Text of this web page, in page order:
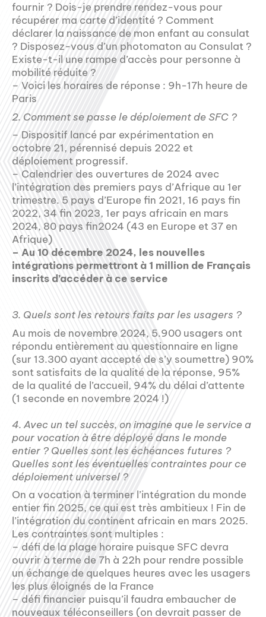
fournir ? Dois-je prendre rendez-vous pour
récupérer ma carte d’identité ? Comment
déclarer la naissance de mon enfant au consulat
? Disposez-vous d’un photomaton au Consulat ?
Existe-t-il une rampe d’accès pour personne à
mobilité réduite ?
– Voici les horaires de réponse : 9h-17h heure de
Paris
2. Comment se passe le déploiement de SFC ?
– Dispositif lancé par expérimentation en
octobre 21, pérennisé depuis 2022 et
déploiement progressif.
– Calendrier des ouvertures de 2024 avec
l’intégration des premiers pays d’Afrique au 1er
trimestre. 5 pays d’Europe fin 2021, 16 pays fin
2022, 34 fin 2023, 1er pays africain en mars
2024, 80 pays fin2024 (43 en Europe et 37 en
Afrique)
– Au 10 décembre 2024, les nouvelles
intégrations permettront à 1 million de Français
inscrits d’accéder à ce service
3. Quels sont les retours faits par les usagers ?
Au mois de novembre 2024, 5.900 usagers ont
répondu entièrement au questionnaire en ligne
(sur 13.300 ayant accepté de s’y soumettre) 90%
sont satisfaits de la qualité de la réponse, 95%
de la qualité de l’accueil, 94% du délai d’attente
(1 seconde en novembre 2024 !)
4. Avec un tel succès, on imagine que le service a
pour vocation à être déployé dans le monde
entier ? Quelles sont les échéances futures ?
Quelles sont les éventuelles contraintes pour ce
déploiement universel ?
On a vocation à terminer l’intégration du monde
entier fin 2025, ce qui est très ambitieux ! Fin de
l’intégration du continent africain en mars 2025.
Les contraintes sont multiples :
– défi de la plage horaire puisque SFC devra
ouvrir à terme de 7h à 22h pour rendre possible
un échange de quelques heures avec les usagers
les plus éloignés de la France
– défi financier puisqu’il faudra embaucher de
nouveaux téléconseillers (on devrait passer de